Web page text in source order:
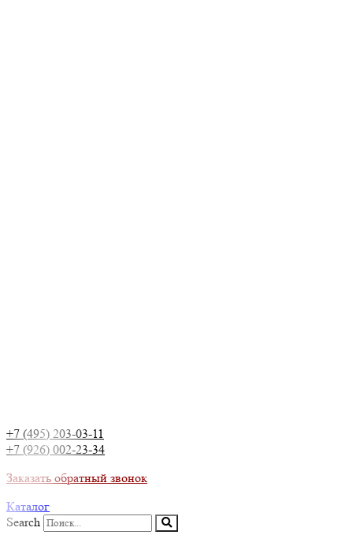
+7 (495) 203-03-11
+7 (926) 002-23-34
Заказать обратный звонок
Каталог
Search